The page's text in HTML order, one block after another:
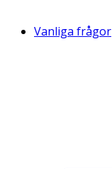
Vanliga frågor